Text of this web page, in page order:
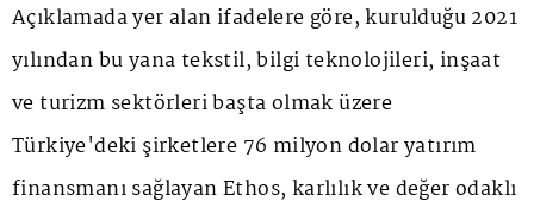
Açıklamada yer alan ifadelere göre, kurulduğu 2021
yılından bu yana tekstil, bilgi teknolojileri, inşaat
ve turizm sektörleri başta olmak üzere
Türkiye'deki şirketlere 76 milyon dolar yatırım
finansmanı sağlayan Ethos, karlılık ve değer odaklı